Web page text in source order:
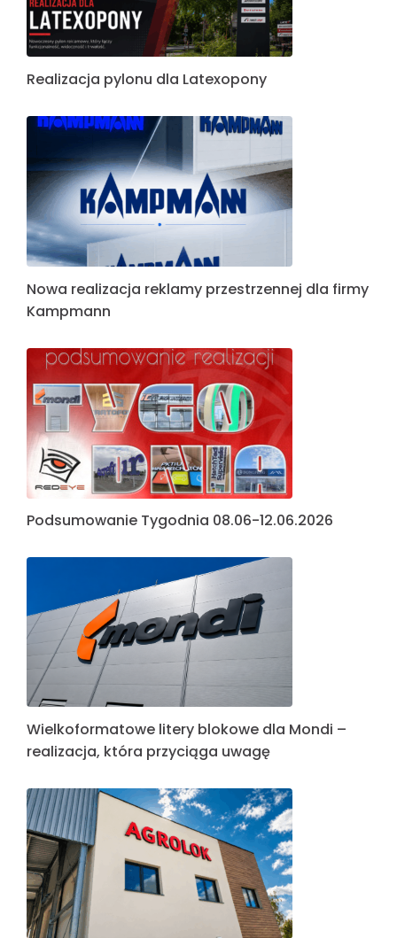
Realizacja pylonu dla Latexopony
Nowa realizacja reklamy przestrzennej dla firmy
Kampmann
Podsumowanie Tygodnia 08.06-12.06.2026
Wielkoformatowe litery blokowe dla Mondi –
realizacja, która przyciąga uwagę